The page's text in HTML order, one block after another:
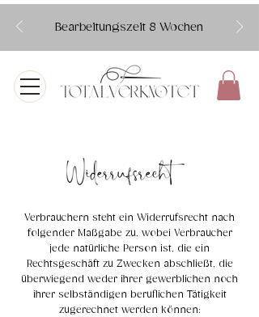
Bearbeitungszeit 8 Wochen
Verbrauchern steht ein Widerrufsrecht nach
folgender Maßgabe zu, wobei Verbraucher
jede natürliche Person ist, die ein
Rechtsgeschäft zu Zwecken abschließt, die
überwiegend weder ihrer gewerblichen noch
ihrer selbständigen beruflichen Tätigkeit
zugerechnet werden können: